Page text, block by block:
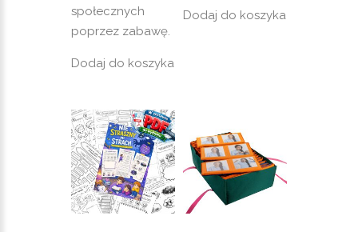
społecznych
poprzez zabawę.
Dodaj do koszyka
Dodaj do koszyka